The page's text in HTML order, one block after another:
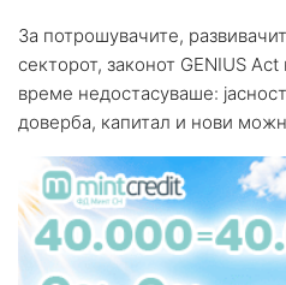
За потрошувачите,
секторот, законот GENIUS
време недостасуваше:
доверба, капитал и нови